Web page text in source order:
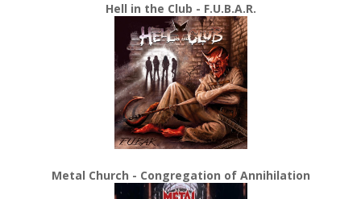
Hell in the Club - F.U.B.A.R.
Metal Church - Congregation of Annihilation